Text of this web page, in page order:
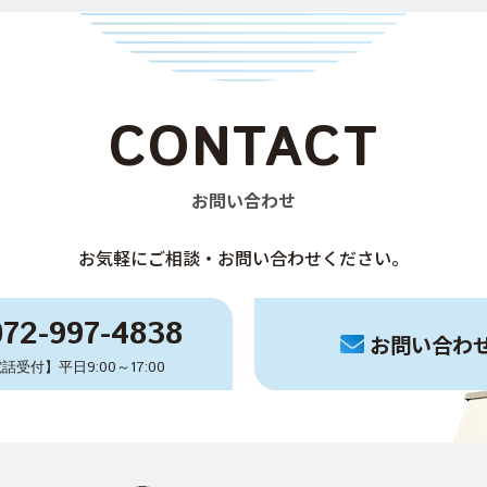
CONTACT
お問い合わせ
お気軽にご相談・お問い合わせください。
997-4838
受付】平日9:00～17:00
お問い合わ